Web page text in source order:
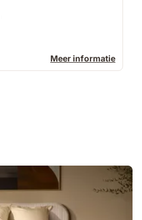
Meer informatie